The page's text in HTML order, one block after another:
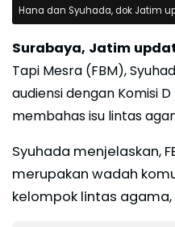
Hana dan Syuhada, dok Jatim
Surabaya, Jatim
Tapi Mesra (FBM),
audiensi dengan Komisi
membahas isu lintas
Syuhada menjelaskan,
merupakan wadah
kelompok lintas agama,